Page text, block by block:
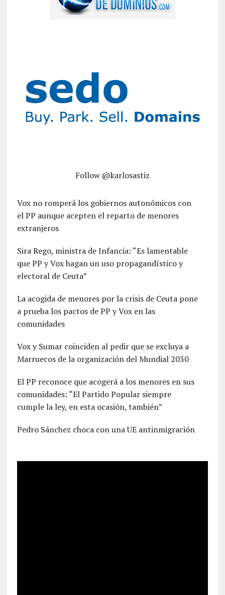
Follow @karlosastiz
Vox no romperá los gobiernos autonómicos con
el PP aunque acepten el reparto de menores
extranjeros
Sira Rego, ministra de Infancia: “Es lamentable
que PP y Vox hagan un uso propagandístico y
electoral de Ceuta”
La acogida de menores por la crisis de Ceuta pone
a prueba los pactos de PP y Vox en las
comunidades
Vox y Sumar coinciden al pedir que se excluya a
Marruecos de la organización del Mundial 2030
El PP reconoce que acogerá a los menores en sus
comunidades: “El Partido Popular siempre
cumple la ley, en esta ocasión, también”
Pedro Sánchez choca con una UE antinmigración